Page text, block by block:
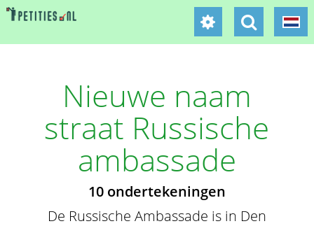
Nieuwe naam
straat Russische
ambassade
10 ondertekeningen
De Russische Ambassade is in Den